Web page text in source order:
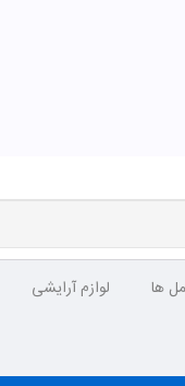
ها لوازم آرایشی